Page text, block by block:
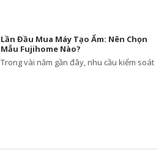
Lần Đầu Mua Máy Tạo Ẩm: Nên Chọn
Mẫu Fujihome Nào?
Trong vài năm gần đây, nhu cầu kiểm soát